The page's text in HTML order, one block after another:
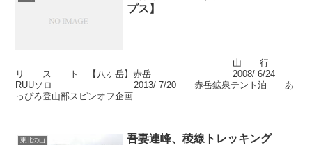
プス】
山 行
リ ス ト 【八ヶ岳】赤岳 2008/ 6/24
RUUソロ 2013/ 7/20 赤岳鉱泉テント泊 あ
っぴろ登山部スピンオフ企画 ...
東北の山
吾妻連峰、稜線トレッキング